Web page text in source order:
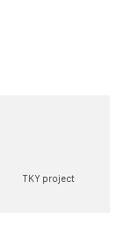
TKY project